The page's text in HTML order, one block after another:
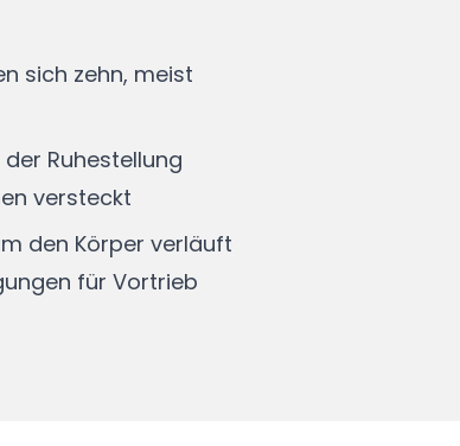
sich zehn, meist
Ruhestellung
versteckt
den Körper verläuft
für Vortrieb